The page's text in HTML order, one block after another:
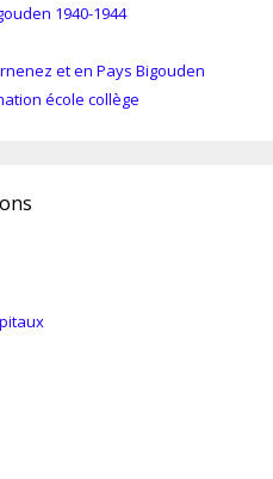
1940-1944
et en Pays Bigouden
école collège